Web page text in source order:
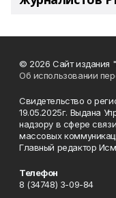
© 2026 Сайт издания
Об использовании
Свидетельство о
19.05.2025г. Выдана
надзору в сфере
массовых
Главный редактор
Телефон
8 (34748) 3-09-84